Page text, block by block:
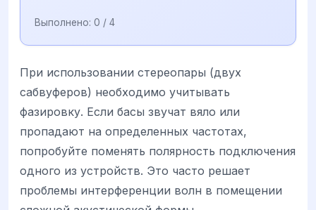
Выполнено: 0 / 4
При использовании стереопары (двух
сабвуферов) необходимо учитывать
фазировку. Если басы звучат вяло или
пропадают на определенных частотах,
попробуйте поменять полярность подключения
одного из устройств. Это часто решает
проблемы интерференции волн в помещении